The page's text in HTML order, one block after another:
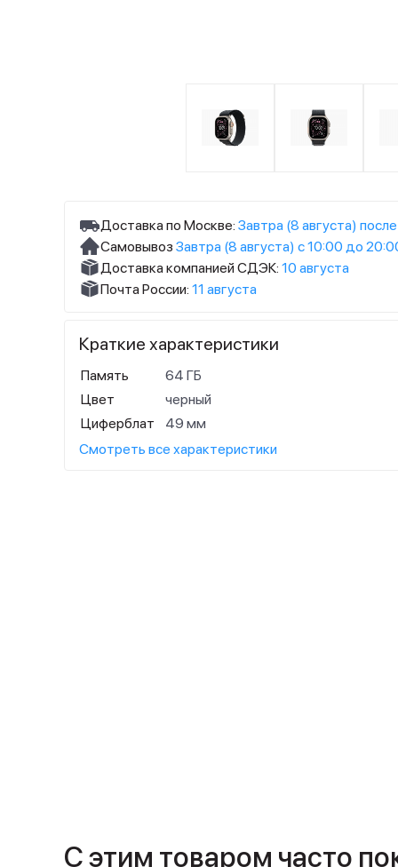
Доставка по Москве: Завтра (8 августа)
Самовывоз Завтра (8 августа) с 10:00 до
Доставка компанией СДЭК: 10 августа
Почта России: 11 августа
Краткие характеристики
Память
64 ГБ
Цвет
черный
Циферблат
49 мм
Смотреть все характеристики
С этим товаром часто